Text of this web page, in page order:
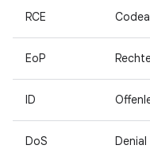
RCE
EoP
ID
DoS